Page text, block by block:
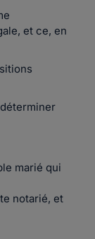
et ce, en
marié qui
notarié, et